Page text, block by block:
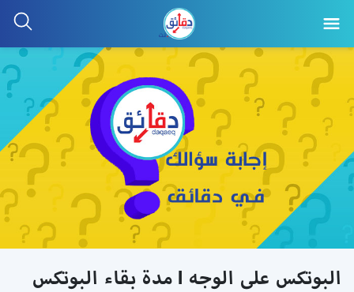
البوتكس على الوجه l مدة بقاء البوتكس